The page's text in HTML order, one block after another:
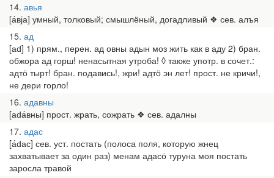
14 авья
[а́вја] умный, толковый; смышлёный, догадливый ❖ сев. алъя
15 ад
[аԁ] 1) прям., перен. ад овны адын моз жить как в аду 2) бран.
обжора ад горш! ненасытная утроба! ◊ также употр. в сочет.:
адтӧ тырт! бран. подавись!, жри! адтӧ эн лет! прост. не кричи!,
не дери горло!
16 адавны
[аԁа́вны] прост. жрать, сожрать ❖ сев. адалны
17 адас
[а́ԁас] сев. уст. постать (полоса поля, которую жнец
захватывает за один раз) менам адасӧ туруна моя постать
заросла травой